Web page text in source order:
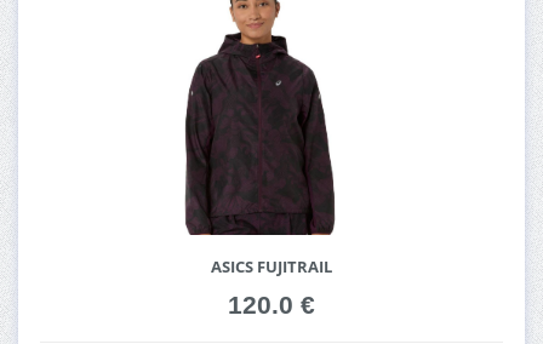
ASICS FUJITRAIL
120.0 €